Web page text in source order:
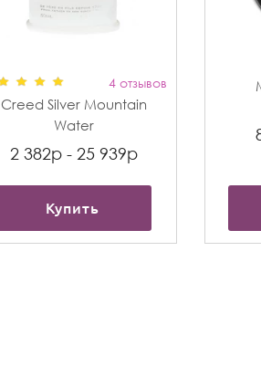
4 отзывов
Creed Silver Mountain
Water
2 382р - 25 939р
Купить